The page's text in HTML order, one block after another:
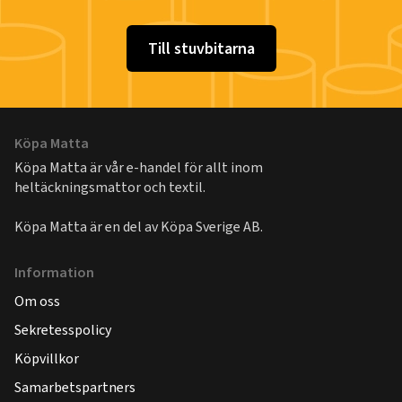
Till stuvbitarna
Köpa Matta
Köpa Matta är vår e-handel för allt inom
heltäckningsmattor och textil.
Köpa Matta är en del avKöpa Sverige AB.
Information
Om oss
Sekretesspolicy
Köpvillkor
Samarbetspartners